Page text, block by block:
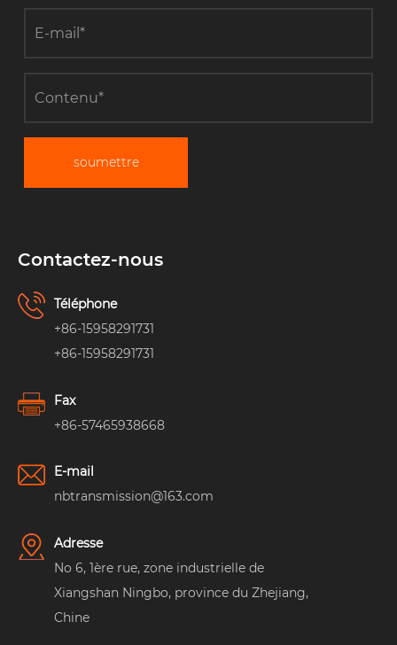
soumettre
Contactez-nous
Téléphone
+86-15958291731
+86-15958291731
Fax
+86-57465938668
E-mail
nbtransmission@163.com
Adresse
No 6, 1ère rue, zone industrielle de
Xiangshan Ningbo, province du Zhejiang,
Chine